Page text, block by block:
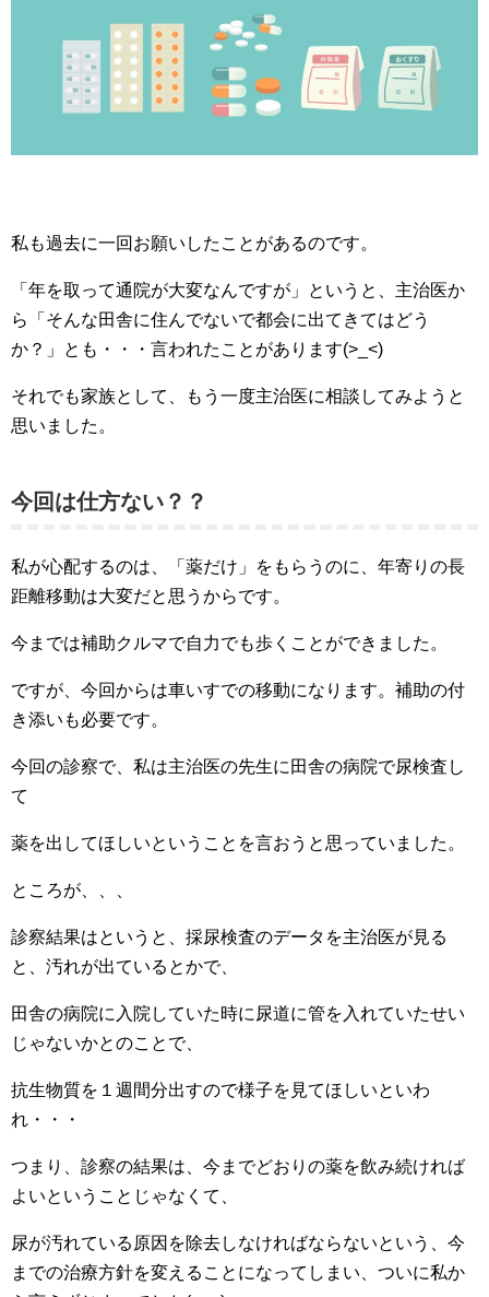
私も過去に一回お願いしたことがあるのです。
「年を取って通院が大変なんですが」というと、主治医か
ら「そんな田舎に住んでないで都会に出てきてはどう
か？」とも・・・言われたことがあります(>_<)
それでも家族として、もう一度主治医に相談してみようと
思いました。
今回は仕方ない？？
私が心配するのは、「薬だけ」をもらうのに、年寄りの長
距離移動は大変だと思うからです。
今までは補助クルマで自力でも歩くことができました。
ですが、今回からは車いすでの移動になります。補助の付
き添いも必要です。
今回の診察で、私は主治医の先生に田舎の病院で尿検査し
て
薬を出してほしいということを言おうと思っていました。
ところが、、、
診察結果はというと、採尿検査のデータを主治医が見る
と、汚れが出ているとかで、
田舎の病院に入院していた時に尿道に管を入れていたせい
じゃないかとのことで、
抗生物質を１週間分出すので様子を見てほしいといわ
れ・・・
つまり、診察の結果は、今までどおりの薬を飲み続ければ
よいということじゃなくて、
尿が汚れている原因を除去しなければならないという、今
までの治療方針を変えることになってしまい、ついに私か